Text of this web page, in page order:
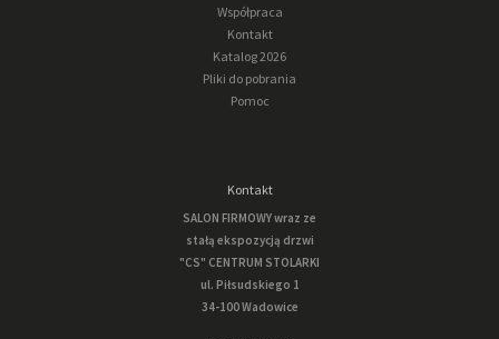
Współpraca
Kontakt
Katalog 2026
Pliki do pobrania
Pomoc
Kontakt
SALON FIRMOWY wraz ze
stałą ekspozycją drzwi
"CS" CENTRUM STOLARKI
ul. Piłsudskiego 1
34-100 Wadowice